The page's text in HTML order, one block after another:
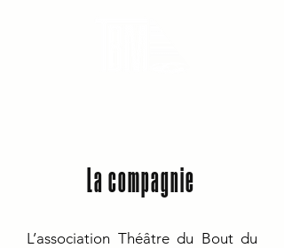
La compagnie
L’association Théâtre du Bout du